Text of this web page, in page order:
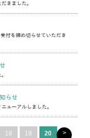
きました。
付を締め切らせていただき
らせ
ューアルしました。
18 19 20 >